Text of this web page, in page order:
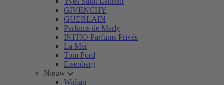
GIVENCHY
GUERLAIN
Parfums de Marly
INITIO Parfums Privés
La Mer
Tom Ford
Eisenberg
Nieuw
Widian